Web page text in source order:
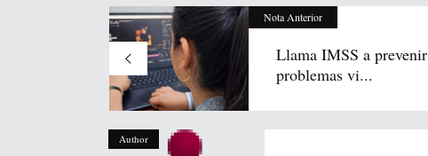
Nota Anterior
Llama IMSS a prevenir
problemas vi...
Author